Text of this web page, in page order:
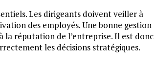
Les dirigeants doivent veiller à
des employés. Une bonne gestion
réputation de l’entreprise. Il est donc
les décisions stratégiques.